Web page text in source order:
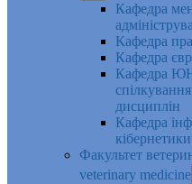
Кафедра
Кафедра
Кафедра
Кафедра
дисциплін
Кафедра
Факультет
veterinary medicine